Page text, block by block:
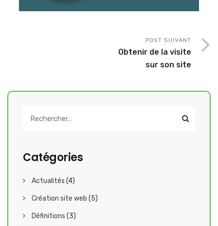
POST SUIVANT
Obtenir de la visite
sur son site
Catégories
Actualités (4)
Création site web (5)
Définitions (3)